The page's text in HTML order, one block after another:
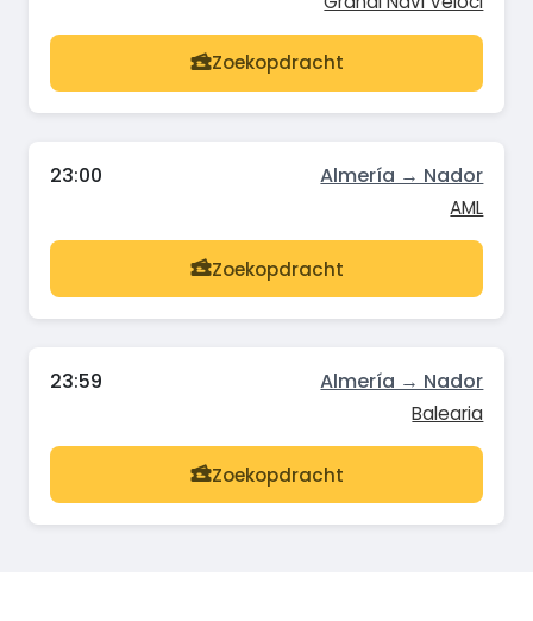
Zoekopdracht
23:00 Almería → Nador
AML
Zoekopdracht
23:59 Almería → Nador
Balearia
Zoekopdracht